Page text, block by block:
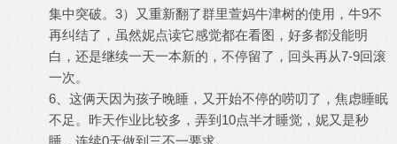
集中突破。3）又重新翻了群里萱妈牛津树的使用，牛9不
再纠结了，虽然妮点读它感觉都在看图，好多都没能明
白，还是继续一天一本新的，不停留了，回头再从7-9回滚
一次。
6、这俩天因为孩子晚睡，又开始不停的唠叨了，焦虑睡眠
不足。昨天作业比较多，弄到10点半才睡觉，妮又是秒
睡。连续0天做到三不一要求。